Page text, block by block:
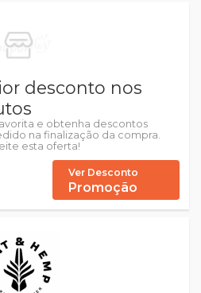
desconto nos
e obtenha descontos
na finalização da compra.
esta oferta!
Ver Desconto
Promoção